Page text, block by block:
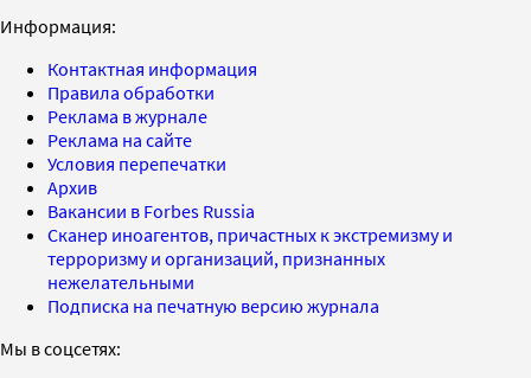
Информация:
Контактная информация
Правила обработки
Реклама в журнале
Реклама на сайте
Условия перепечатки
Архив
Вакансии в Forbes Russia
Сканер иноагентов, причастных к экстремизму и
терроризму и организаций, признанных
нежелательными
Подписка на печатную версию журнала
Мы в соцсетях: